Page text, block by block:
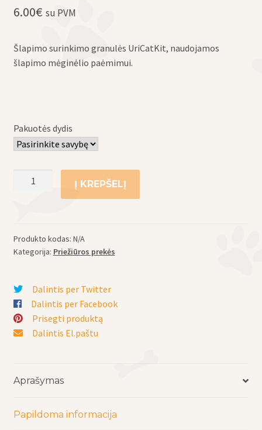
6.00€ su PVM
Šlapimo surinkimo granulės UriCatKit, naudojamos
šlapimo mėginėlio paėmimui.
Pakuotės dydis
produkto
granulės
UriCatKit,
Į KREPŠELĮ
Produkto kodas: N/A
Kategorija: Priežiūros prekės
Dalintis per Twitter
Dalintis per Facebook
Prisegti produktą
Dalintis El.paštu
Aprašymas
Papildoma informacija